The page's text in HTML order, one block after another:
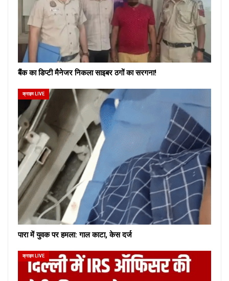
बैंक का डिप्टी मैनेजर निकला साइबर ठगों का सरगना!
क्राइम LIVE
पारा में युवक पर हमला: गाल काटा, केस दर्ज
क्राइम LIVE